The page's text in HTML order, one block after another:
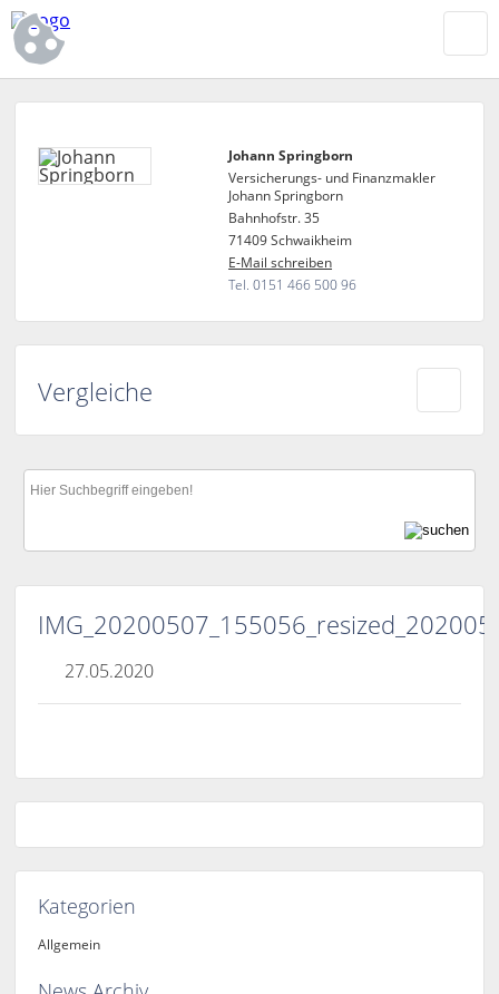
Johann Springborn
Versicherungs- und Finanzmakler
Johann Springborn
Bahnhofstr. 35
71409 Schwaikheim
E-Mail schreiben
Tel. 0151 466 500 96
Vergleiche
27.05.2020
Kategorien
Allgemein